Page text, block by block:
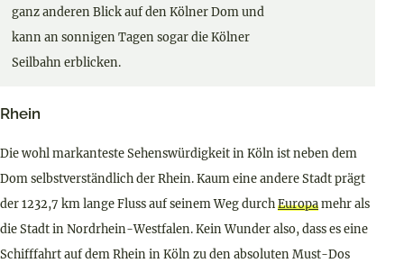
ganz anderen Blick auf den Kölner Dom und
kann an sonnigen Tagen sogar die Kölner
Seilbahn erblicken.
Rhein
Die wohl markanteste Sehenswürdigkeit in Köln ist neben dem
Dom selbstverständlich der Rhein. Kaum eine andere Stadt prägt
der 1232,7 km lange Fluss auf seinem Weg durchEuropamehr als
die Stadt in Nordrhein-Westfalen. Kein Wunder also, dass es eine
Schifffahrt auf dem Rhein in Köln zu den absoluten Must-Dos